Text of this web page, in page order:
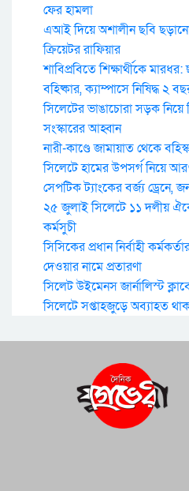
ফের হামলা
এআই দিয়ে অশালীন ছবি
ক্রিয়েটর রাফিয়ার
শাবিপ্রবিতে শিক্ষার্থীকে
বহিষ্কার, ক্যাম্পাসে নিষিদ্ধ ২
সিলেটের ভাঙাচোরা সড়ক
সংস্কারের আহ্বান
নারী-কাণ্ডে জামায়াত থেকে
সিলেটে হামের উপসর্গ নিয়ে
সেপটিক ট্যাংকের বর্জ্য ড্রেনে,
২৫ জুলাই সিলেটে ১১ দলীয়
কর্মসুচী
সিসিকের প্রধান নির্বাহী
দেওয়ার নামে প্রতারণা
সিলেট উইমেনস জার্নালিস্ট
সিলেটে সপ্তাহজুড়ে অব্যাহত